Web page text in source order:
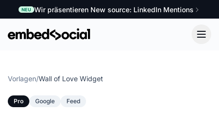
NEU Wir präsentieren New source: LinkedIn Mentions
Vorlagen/Wall of Love Widget
Pro Google Feed